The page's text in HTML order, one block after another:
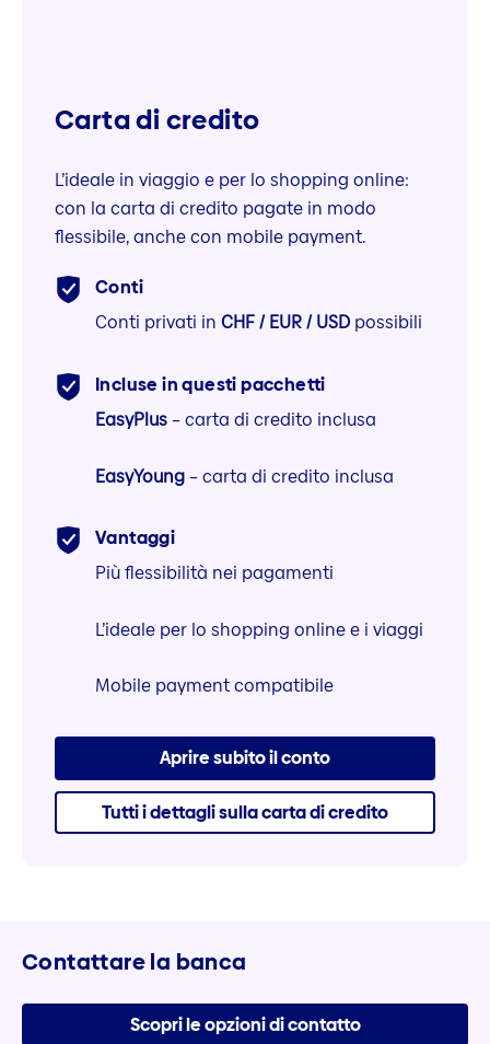
Carta di credito
L’ideale in viaggio e per lo shopping online:
con la carta di credito pagate in modo
flessibile, anche con mobile payment.
Conti
Conti privati in CHF / EUR / USD possibili
Incluse in questi pacchetti
EasyPlus– carta di credito inclusa
EasyYoung– carta di credito inclusa
Vantaggi
Più flessibilità nei pagamenti
L’ideale per lo shopping online e i viaggi
Mobile payment compatibile
Aprire subito il conto
Tutti i dettagli sulla carta di credito
Contattare la banca
Scopri le opzioni di contatto